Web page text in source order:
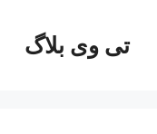
محتواتی وی بلاگ